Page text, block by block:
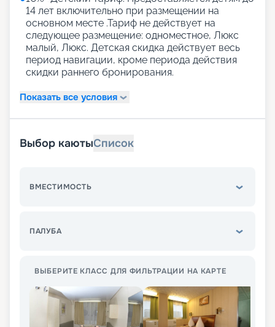
14 лет включительно при размещении на
основном месте .Тариф не действует на
следующее размещение: одноместное, Люкс
малый, Люкс. Детская скидка действует весь
период навигации, кроме периода действия
скидки раннего бронирования.
Показать все условия
Выбор каютыСписок
ВМЕСТИМОСТЬ
ПАЛУБА
ВЫБЕРИТЕ КЛАСС ДЛЯ ФИЛЬТРАЦИИ НА КАРТЕ